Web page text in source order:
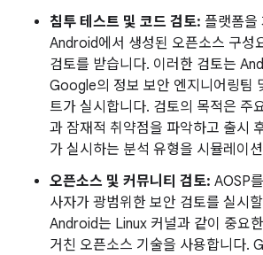
침투 테스트 및 코드 검토: 플랫폼을
Android에서 생성된 오픈소스 구성
검토를 받습니다. 이러한 검토는
Google의 정보 보안 엔지니어링팀
트가 실시합니다. 검토의 목적은 주
과 잠재적 취약점을 파악하고 출시
가 실시하는 분석 유형을 시뮬레이
오픈소스 및 커뮤니티 검토: AOSP
사자가 광범위한 보안 검토를 실시
Android는 Linux 커널과 같이 중요
거친 오픈소스 기술을 사용합니다.